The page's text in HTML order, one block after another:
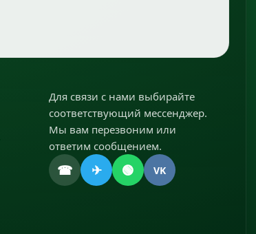
Для связи с нами выбирайте
соответствующий мессенджер.
Мы вам перезвоним или
ответим сообщением.
☎ ✈ 🟢 VK